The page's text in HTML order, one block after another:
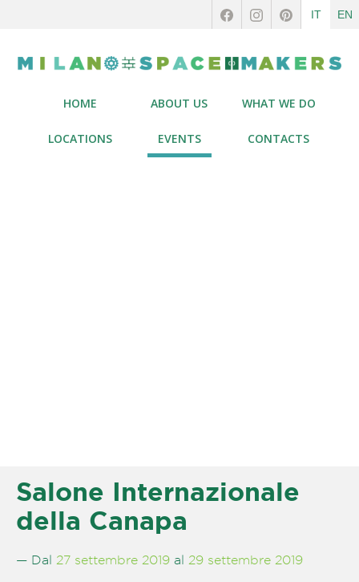
IT EN
HOME ABOUT US WHAT WE DO
LOCATIONS EVENTS CONTACTS
Salone Internazionale
della Canapa
— Dal 27 settembre 2019 al 29 settembre 2019